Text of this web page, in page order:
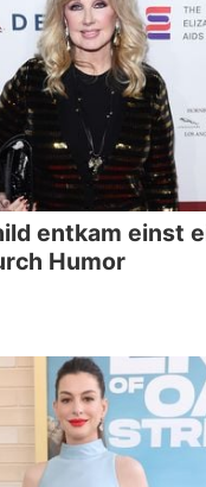
entkam einst
Humor